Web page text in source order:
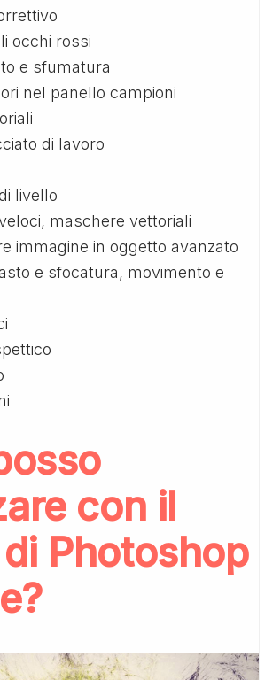
occhi rossi
e sfumatura
nel panello campioni
di lavoro
livello
maschere vettoriali
immagine in oggetto avanzato
e sfocatura, movimento e
con il
Photoshop